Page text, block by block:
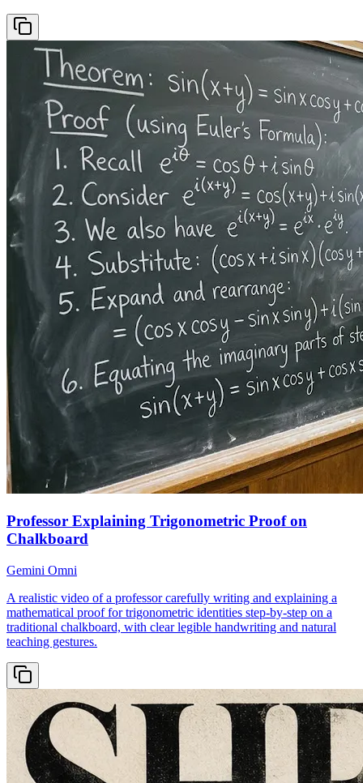
Professor Explaining Trigonometric Proof on
Chalkboard
Gemini Omni
A realistic video of a professor carefully writing and explaining a
mathematical proof for trigonometric identities step-by-step on a
traditional chalkboard, with clear legible handwriting and natural
teaching gestures.